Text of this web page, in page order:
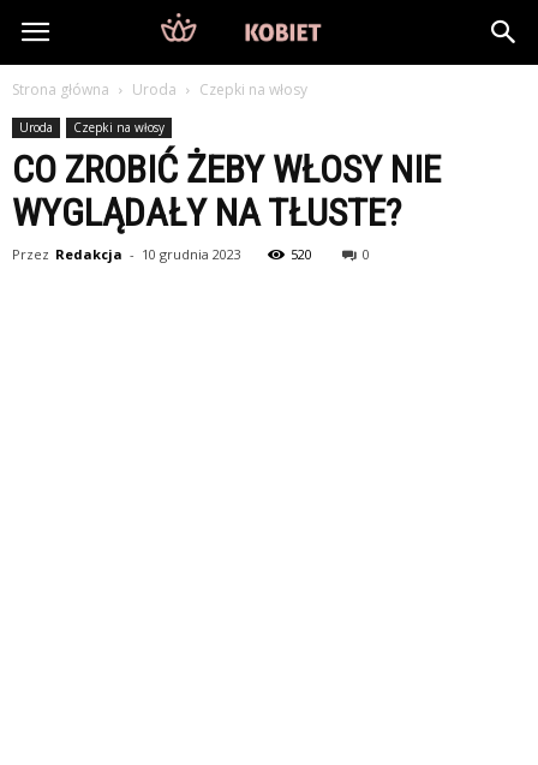
DlaKobiet24.pl
Strona główna Uroda Czepki na włosy
Uroda Czepki na włosy
CO ZROBIĆ ŻEBY WŁOSY NIE
WYGLĄDAŁY NA TŁUSTE?
Przez Redakcja - 10 grudnia 2023 520 0